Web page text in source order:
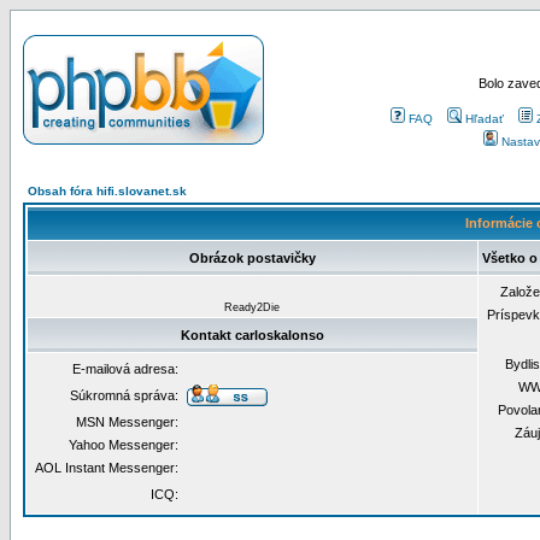
Bolo
FAQ Hľadať
Obsah fóra hifi.slovanet.sk
Informácie
Obrázok postavičky Všetko
Ready2Die
Kontakt carloskalonso
E-mailová adresa:
Súkromná správa:
MSN Messenger:
Yahoo Messenger:
AOL Instant Messenger:
ICQ: